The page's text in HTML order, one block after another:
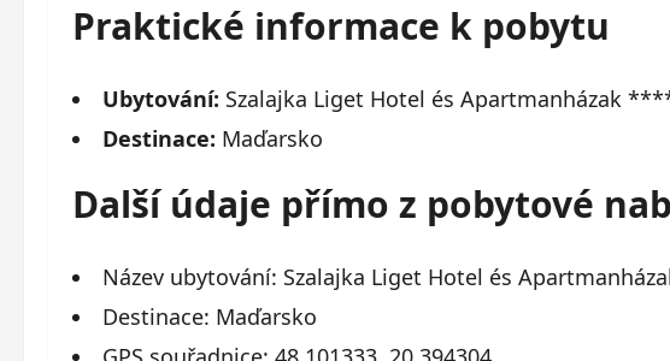
Praktické informace k pobytu
Ubytování: Szalajka Liget Hotel és Apartmanházak
Destinace: Maďarsko
Další údaje přímo z pobytové
Název ubytování: Szalajka Liget Hotel és
Destinace: Maďarsko